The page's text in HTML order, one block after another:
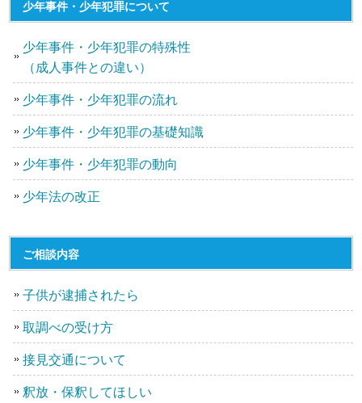
少年事件・少年犯罪について
少年事件・少年犯罪の特殊性
（成人事件との違い）
少年事件・少年犯罪の流れ
少年事件・少年犯罪の基礎知識
少年事件・少年犯罪の動向
少年法の改正
ご相談内容
子供が逮捕されたら
取調べの受け方
接見交通について
釈放・保釈してほしい